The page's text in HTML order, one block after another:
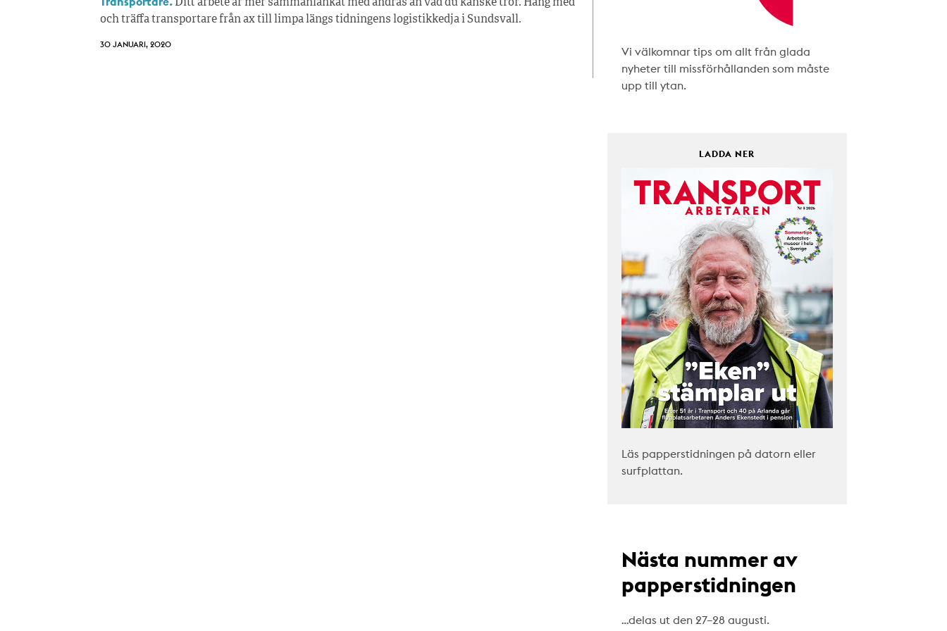
Ditt arbete är mer sammanlänkat med andras än vad du kanske tror. Häng med
och träffa transportare från ax till limpa längs tidningens logistikkedja i Sundsvall.
30 JANUARI, 2020
Vi välkomnar tips om allt från glada
nyheter till missförhållanden som måste
upp till ytan.
LADDA NER
Läs papperstidningen på datorn eller
surfplattan.
Nästa nummer av
papperstidningen
…delas ut den 27–28 augusti.